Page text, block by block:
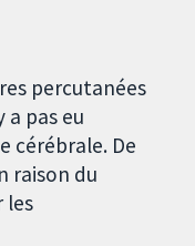
percutanées
pas eu
cérébrale. De
raison du
les